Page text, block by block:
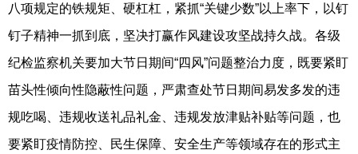
八项规定的铁规矩、硬杠杠，紧抓“关键少数”以上率下，以钉
钉子精神一抓到底，坚决打赢作风建设攻坚战持久战。各级
纪检监察机关要加大节日期间“四风”问题整治力度，既要紧盯
苗头性倾向性隐蔽性问题，严肃查处节日期间易发多发的违
规吃喝、违规收送礼品礼金、违规发放津贴补贴等问题，也
要紧盯疫情防控、民生保障、安全生产等领域存在的形式主